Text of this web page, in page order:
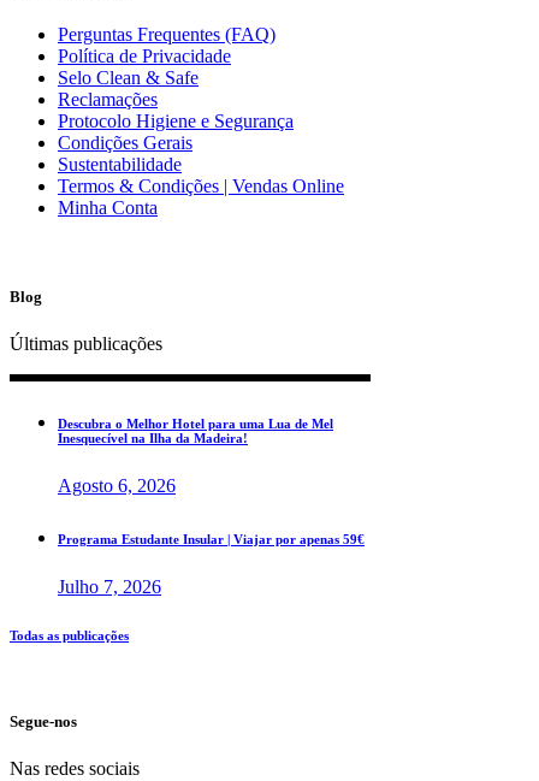
Perguntas Frequentes (FAQ)
Política de Privacidade
Selo Clean & Safe
Reclamações
Protocolo Higiene e Segurança
Condições Gerais
Sustentabilidade
Termos & Condições | Vendas Online
Minha Conta
Blog
Últimas publicações
Descubra o Melhor Hotel para uma Lua de Mel
Inesquecível na Ilha da Madeira!
Agosto 6, 2026
Programa Estudante Insular | Viajar por apenas 59€
Julho 7, 2026
Todas as publicações
Segue-nos
Nas redes sociais